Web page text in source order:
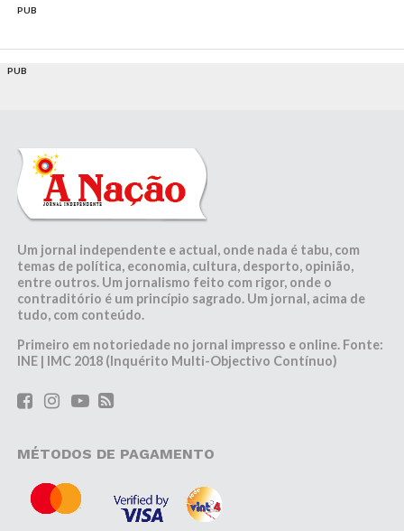
PUB
PUB
Um jornal independente e actual, onde nada é tabu, com
temas de política, economia, cultura, desporto, opinião,
entre outros. Um jornalismo feito com rigor, onde o
contraditório é um princípio sagrado. Um jornal, acima de
tudo, com conteúdo.
Primeiro em notoriedade no jornal impresso e online. Fonte:
INE | IMC 2018 (Inquérito Multi-Objectivo Contínuo)
MÉTODOS DE PAGAMENTO